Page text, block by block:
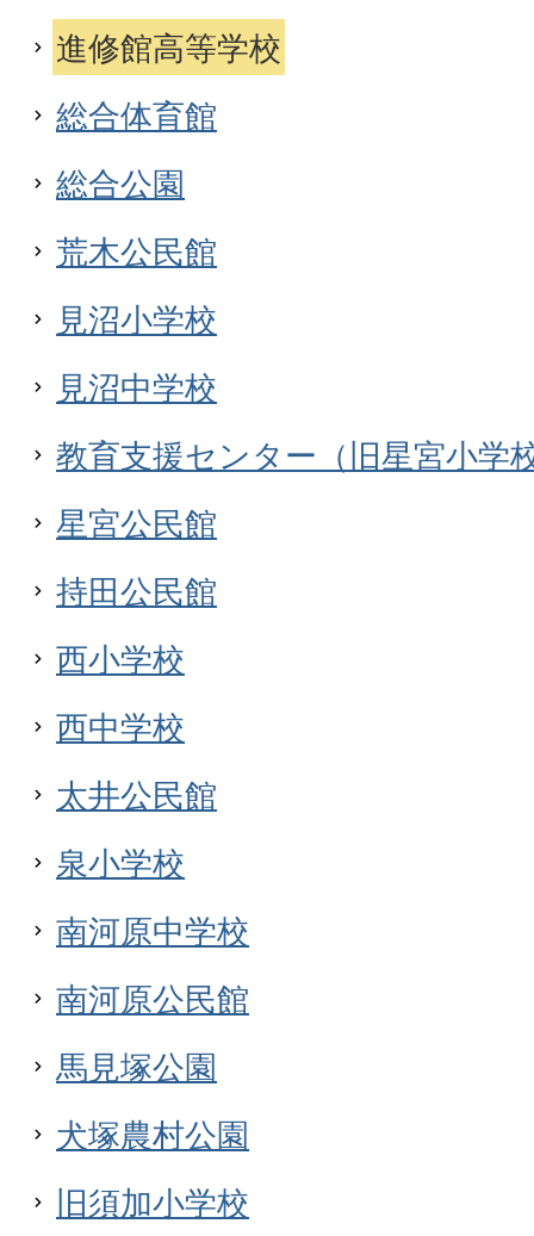
進修館高等学校
総合体育館
総合公園
荒木公民館
見沼小学校
見沼中学校
教育支援センター（旧星宮小学
星宮公民館
持田公民館
西小学校
西中学校
太井公民館
泉小学校
南河原中学校
南河原公民館
馬見塚公園
犬塚農村公園
旧須加小学校